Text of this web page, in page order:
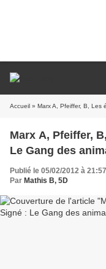
Accueil » Marx A, Pfeiffer, B, Les
Marx A, Pfeiffer,
Le Gang des
Publié le 05/02/2012 à 21:57
Par Mathis B, 5D